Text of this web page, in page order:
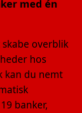
med én
overblik
hos
kan du nemt
banker,